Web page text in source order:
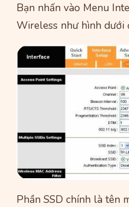
Bạn nhấn vào Menu
Wireless như hình dưới
Phần SSD chính là tên